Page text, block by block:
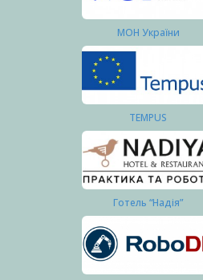
МОН України
TEMPUS
Готель “Надія”